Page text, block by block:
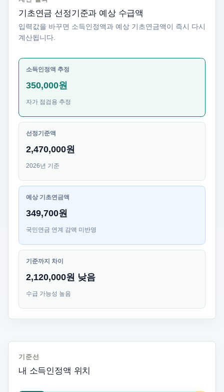
기초연금 선정기준과 예상 수급액
입력값을 바꾸면 소득인정액과 예상 기초연금액이 즉시 다시
계산됩니다.
소득인정액 추정
350,000원
자가 점검용 추정
선정기준액
2,470,000원
2026년 기준
예상 기초연금액
349,700원
국민연금 연계 감액 미반영
기준까지 차이
2,120,000원 낮음
수급 가능성 높음
기준선
내 소득인정액 위치